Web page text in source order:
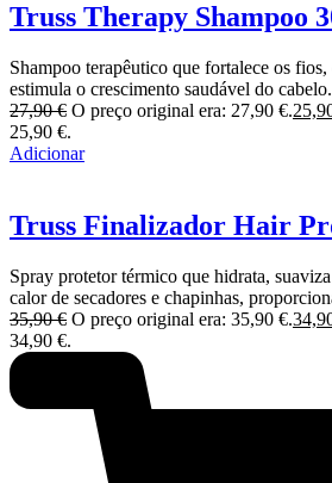
Truss Therapy Shampoo
Shampoo terapêutico que fortalece os
estimula o crescimento saudável do cabelo.
27,90€ O preço original era: 27,90 €.
25,90 €.
Adicionar
Truss Finalizador Hair
Spray protetor térmico que hidrata,
calor de secadores e chapinhas,
35,90€ O preço original era: 35,90 €.
34,90 €.